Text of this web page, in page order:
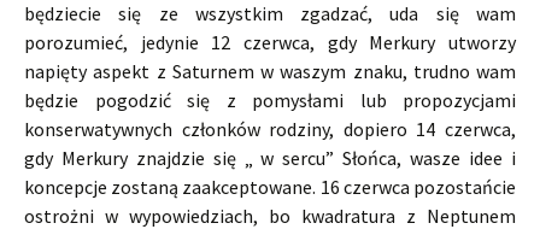
będziecie się ze wszystkim zgadzać, uda się wam
porozumieć, jedynie 12 czerwca, gdy Merkury utworzy
napięty aspekt z Saturnem w waszym znaku, trudno wam
będzie pogodzić się z pomysłami lub propozycjami
konserwatywnych członków rodziny, dopiero 14 czerwca,
gdy Merkury znajdzie się „ w sercu” Słońca, wasze idee i
koncepcje zostaną zaakceptowane. 16 czerwca pozostańcie
ostrożni w wypowiedziach, bo kwadratura z Neptunem